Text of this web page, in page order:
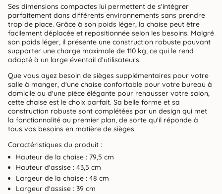
Ses dimensions compactes lui permettent de s'intégrer
parfaitement dans différents environnements sans prendre
trop de place. Grâce à son poids léger, la chaise peut être
facilement déplacée et repositionnée selon les besoins. Malgré
son poids léger, il présente une construction robuste pouvant
supporter une charge maximale de 110 kg, ce qui le rend
adapté à un large éventail d'utilisateurs.
Que vous ayez besoin de sièges supplémentaires pour votre
salle à manger, d'une chaise confortable pour votre bureau à
domicile ou d'une pièce élégante pour rehausser votre salon,
cette chaise est le choix parfait. Sa belle forme et sa
construction robuste sont complétées par un design qui met
la fonctionnalité au premier plan, de sorte qu'il réponde à
tous vos besoins en matière de sièges.
Caractéristiques du produit :
Hauteur de la chaise : 79,5 cm
Hauteur d'assise : 43,5 cm
Largeur de la chaise : 48 cm
Largeur d'assise : 39 cm